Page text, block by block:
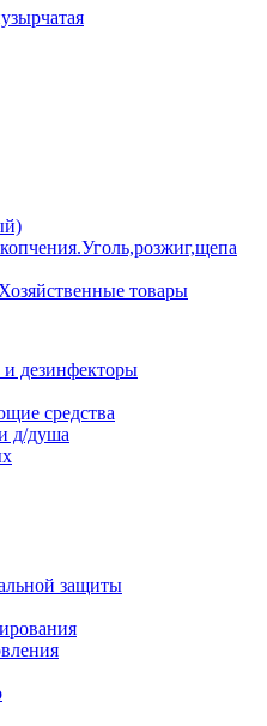
Уголь,розжиг,щепа
Хозяйственные товары
дезинфекторы
средства
д/душа
защиты